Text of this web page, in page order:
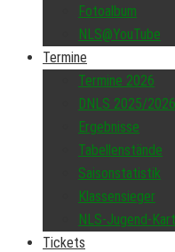
Fotoalbum
NLS@YouTube
Termine
Termine 2026
DNLS 2025/2026
Ergebnisse
Tabellenstände
Saisonstatistik
Klassensieger
NLS-Jugend-
Tickets